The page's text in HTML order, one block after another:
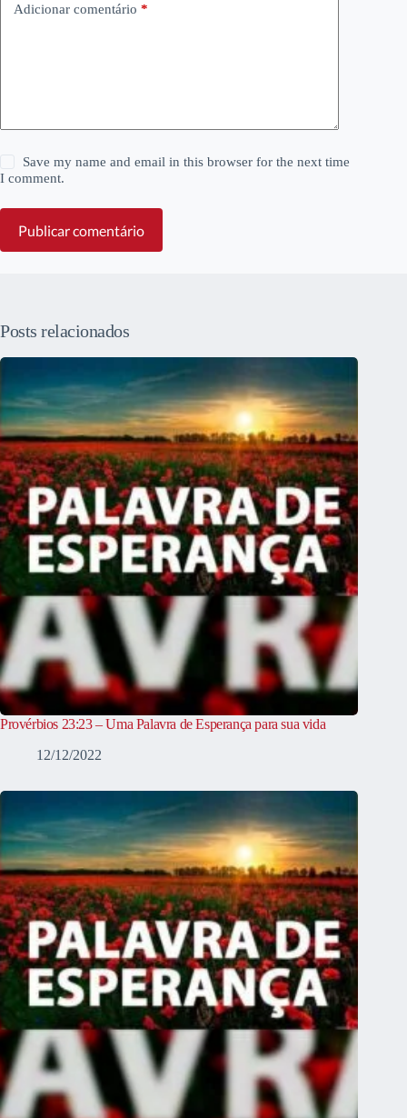
Adicionar comentário *
Save my name and email in this browser for the next time
I comment.
Publicar comentário
Posts relacionados
Provérbios 23:23 – Uma Palavra de Esperança para sua vida
12/12/2022